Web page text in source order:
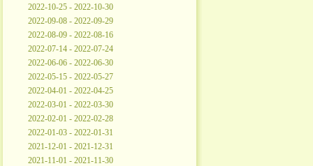
2022-10-25 - 2022-10-30
2022-09-08 - 2022-09-29
2022-08-09 - 2022-08-16
2022-07-14 - 2022-07-24
2022-06-06 - 2022-06-30
2022-05-15 - 2022-05-27
2022-04-01 - 2022-04-25
2022-03-01 - 2022-03-30
2022-02-01 - 2022-02-28
2022-01-03 - 2022-01-31
2021-12-01 - 2021-12-31
2021-11-01 - 2021-11-30